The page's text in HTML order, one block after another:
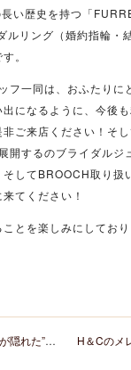
い歴史を持つ「
ルリング（婚約指輪・
。
フ一同は、おふたりに
になるように、今後
ご来店ください！そ
開するのブライダルジ
してBROOCH取り扱
てください！
とを楽しみにしており
めがねやの「桜あわせ」